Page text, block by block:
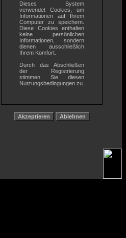
Dieses System
verwendet Cookies, um
Informationen auf Ihrem
Computer zu speichern.
Diese Cookies enthalten
keine persönlichen
Informationen, sondern
dienen ausschließlich
Ihrem Komfort.
Durch das Abschließen
der Registrierung
stimmen Sie diesen
Nutzungsbedingungen zu.